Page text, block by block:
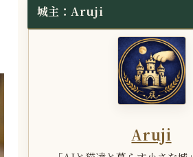
城主：Aruji
Aruji